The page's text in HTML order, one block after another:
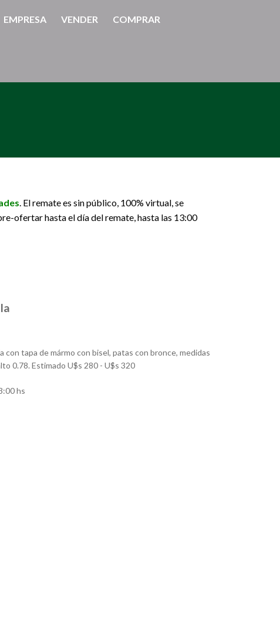
EMPRESA VENDER COMPRAR
. El remate es sin público, 100% virtual, se
ofertar hasta el día del remate, hasta las 13:00
con tapa de mármo con bisel, patas con bronce, medidas
0.78. Estimado U$s 280 - U$s 320
hs